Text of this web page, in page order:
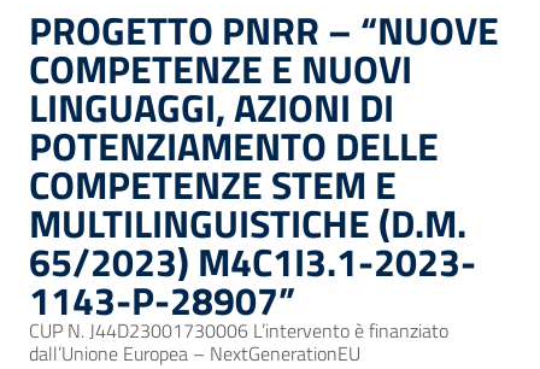
PROGETTO PNRR – “NUOVE
COMPETENZE E NUOVI
LINGUAGGI, AZIONI DI
POTENZIAMENTO DELLE
COMPETENZE STEM E
MULTILINGUISTICHE (D.M.
65/2023) M4C1I3.1-2023-
1143-P-28907”
CUP N. J44D23001730006 L’intervento è finanziato
dall’Unione Europea – NextGenerationEU